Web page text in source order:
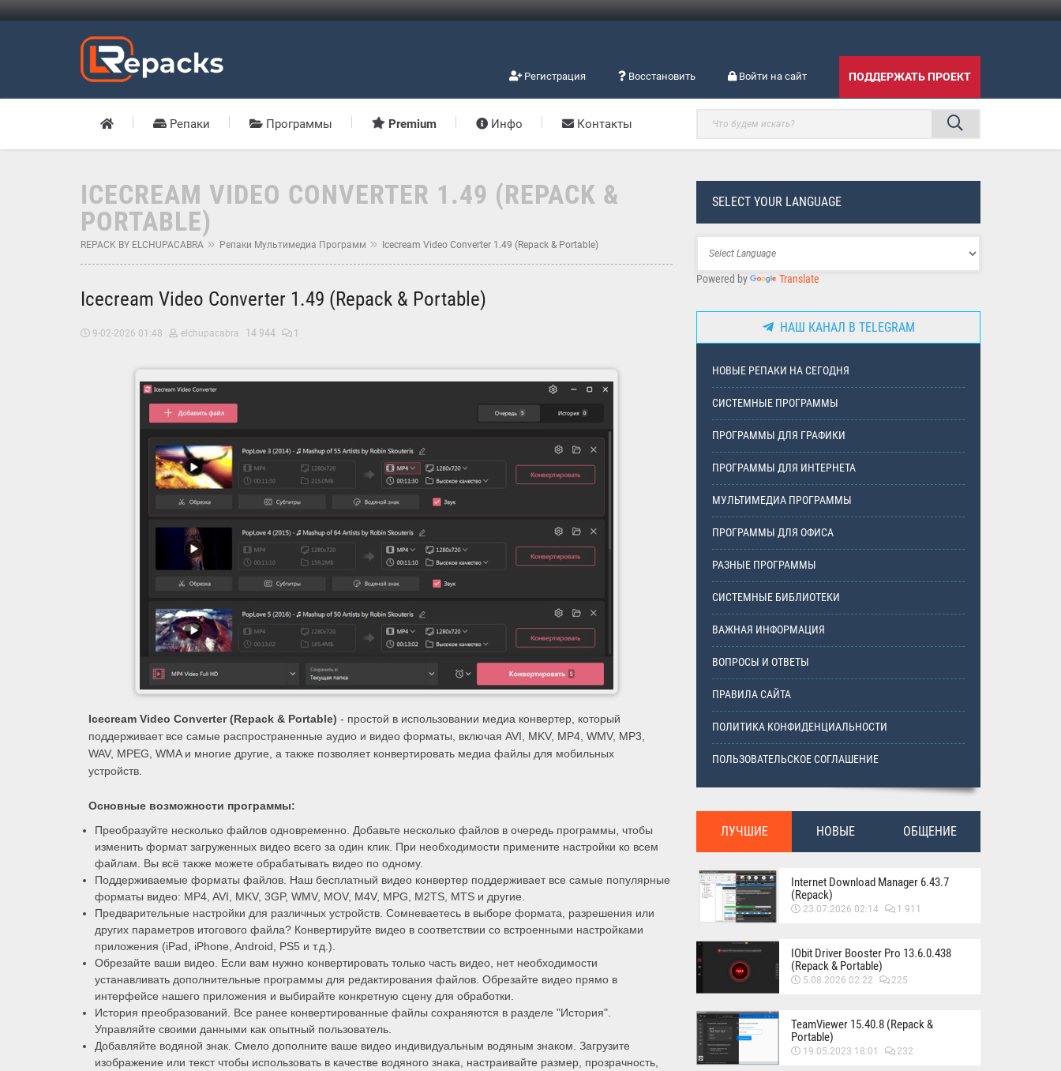
Регистрация Восстановить Войти на сайт ПОДДЕРЖАТЬ ПРОЕКТ
Репаки Программы Premium Инфо Контакты
ICECREAM VIDEO CONVERTER 1.49 (REPACK &
PORTABLE)
REPACK BY ELCHUPACABRA Репаки Мультимедиа Программ Icecream Video Converter 1.49 (Repack & Portable)
Icecream Video Converter 1.49 (Repack & Portable)
9-02-2026 01:48 elchupacabra 14 944 1
Icecream Video Converter (Repack & Portable) - простой в использовании медиа конвертер, который
поддерживает все самые распространенные аудио и видео форматы, включая AVI, MKV, MP4, WMV, MP3,
WAV, MPEG, WMA и многие другие, а также позволяет конвертировать медиа файлы для мобильных
устройств.
Основные возможности программы:
Преобразуйте несколько файлов одновременно. Добавьте несколько файлов в очередь программы, чтобы
изменить формат загруженных видео всего за один клик. При необходимости примените настройки ко всем
файлам. Вы всё также можете обрабатывать видео по одному.
Поддерживаемые форматы файлов. Наш бесплатный видео конвертер поддерживает все самые популярные
форматы видео: MP4, AVI, MKV, 3GP, WMV, MOV, M4V, MPG, M2TS, MTS и другие.
Предварительные настройки для различных устройств. Сомневаетесь в выборе формата, разрешения или
других параметров итогового файла? Конвертируйте видео в соответствии со встроенными настройками
приложения (iPad, iPhone, Android, PS5 и т.д.).
Обрезайте ваши видео. Если вам нужно конвертировать только часть видео, нет необходимости
устанавливать дополнительные программы для редактирования файлов. Обрезайте видео прямо в
интерфейсе нашего приложения и выбирайте конкретную сцену для обработки.
История преобразований. Все ранее конвертированные файлы сохраняются в разделе "История".
Управляйте своими данными как опытный пользователь.
Добавляйте водяной знак. Смело дополните ваше видео индивидуальным водяным знаком. Загрузите
изображение или текст чтобы использовать в качестве водяного знака, настраивайте размер, прозрачность,
SELECT YOUR LANGUAGE
Powered by Translate
НАШ КАНАЛ В TELEGRAM
НОВЫЕ РЕПАКИ НА СЕГОДНЯ
СИСТЕМНЫЕ ПРОГРАММЫ
ПРОГРАММЫ ДЛЯ ГРАФИКИ
ПРОГРАММЫ ДЛЯ ИНТЕРНЕТА
МУЛЬТИМЕДИА ПРОГРАММЫ
ПРОГРАММЫ ДЛЯ ОФИСА
РАЗНЫЕ ПРОГРАММЫ
СИСТЕМНЫЕ БИБЛИОТЕКИ
ВАЖНАЯ ИНФОРМАЦИЯ
ВОПРОСЫ И ОТВЕТЫ
ПРАВИЛА САЙТА
ПОЛИТИКА КОНФИДЕНЦИАЛЬНОСТИ
ПОЛЬЗОВАТЕЛЬСКОЕ СОГЛАШЕНИЕ
ЛУЧШИЕ НОВЫЕ ОБЩЕНИЕ
Internet Download Manager 6.43.7
(Repack)
23.07.2026 02:14 1 911
IObit Driver Booster Pro 13.6.0.438
(Repack & Portable)
5.08.2026 02:22 225
TeamViewer 15.40.8 (Repack &
Portable)
19.05.2023 18:01 232